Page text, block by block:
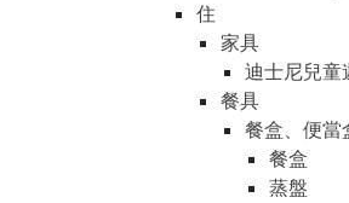
住
家具
迪士尼兒童
餐具
餐盒、便當
餐盒
蒸盤